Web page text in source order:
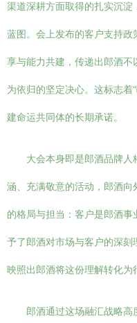
渠道深耕方面取得的扎实沉
蓝图。会上发布的客户支持
享与能力共建，传递出郎酒
为依归的坚定决心。这标志着
建命运共同体的长期承诺。
大会本身即是郎酒品牌
涵、充满敬意的活动，郎酒
的格局与担当：客户是郎酒
予了郎酒对市场与客户的深刻
映照出郎酒将这份理解转化为
郎酒通过这场融汇战略